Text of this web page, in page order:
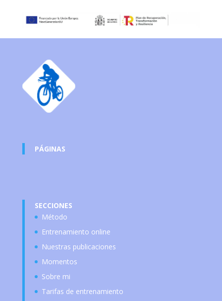
PÁGINAS
SECCIONES
Método
Entrenamiento online
Nuestras publicaciones
Momentos
Sobre mi
Tarifas de entrenamiento